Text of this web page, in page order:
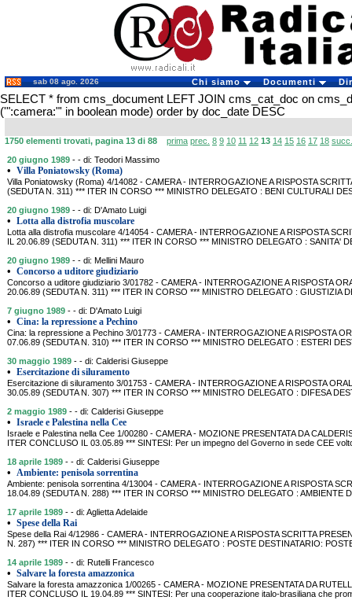
sab 08 ago. 2026 Chi siamo Documenti
SELECT * from cms_document LEFT JOIN cms_cat_doc on
('":camera:"' in boolean mode) order by doc_date DESC
1750 elementi trovati, pagina 13 di 88 prima prec. 8 9 10 11 12 13 14 15 16 17 18 succ.
20 giugno 1989 - - di: Teodori Massimo
• Villa Poniatowsky (Roma)
Villa Poniatowsky (Roma) 4/14082 - CAMERA - INTERROGAZIONE A RISPOSTA
(SEDUTA N. 311) *** ITER IN CORSO *** MINISTRO DELEGATO : BENI CULTURALI
20 giugno 1989 - - di: D'Amato Luigi
• Lotta alla distrofia muscolare
Lotta alla distrofia muscolare 4/14054 - CAMERA - INTERROGAZIONE A RISPOSTA
IL 20.06.89 (SEDUTA N. 311) *** ITER IN CORSO *** MINISTRO DELEGATO : SANITA'
20 giugno 1989 - - di: Mellini Mauro
• Concorso a uditore giudiziario
Concorso a uditore giudiziario 3/01782 - CAMERA - INTERROGAZIONE A RISPOSTA
20.06.89 (SEDUTA N. 311) *** ITER IN CORSO *** MINISTRO DELEGATO : GIUSTIZIA
7 giugno 1989 - - di: D'Amato Luigi
• Cina: la repressione a Pechino
Cina: la repressione a Pechino 3/01773 - CAMERA - INTERROGAZIONE A RISPOSTA
07.06.89 (SEDUTA N. 310) *** ITER IN CORSO *** MINISTRO DELEGATO : ESTERI
30 maggio 1989 - - di: Calderisi Giuseppe
• Esercitazione di siluramento
Esercitazione di siluramento 3/01753 - CAMERA - INTERROGAZIONE A RISPOSTA
30.05.89 (SEDUTA N. 307) *** ITER IN CORSO *** MINISTRO DELEGATO : DIFESA
2 maggio 1989 - - di: Calderisi Giuseppe
• Israele e Palestina nella Cee
Israele e Palestina nella Cee 1/00280 - CAMERA - MOZIONE PRESENTATA DA
ITER CONCLUSO IL 03.05.89 *** SINTESI: Per un impegno del Governo in sede CEE
18 aprile 1989 - - di: Calderisi Giuseppe
• Ambiente: penisola sorrentina
Ambiente: penisola sorrentina 4/13004 - CAMERA - INTERROGAZIONE A RISPOSTA
18.04.89 (SEDUTA N. 288) *** ITER IN CORSO *** MINISTRO DELEGATO : AMBIENTE
17 aprile 1989 - - di: Aglietta Adelaide
• Spese della Rai
Spese della Rai 4/12986 - CAMERA - INTERROGAZIONE A RISPOSTA SCRITTA
N. 287) *** ITER IN CORSO *** MINISTRO DELEGATO : POSTE DESTINATARIO:
14 aprile 1989 - - di: Rutelli Francesco
• Salvare la foresta amazzonica
Salvare la foresta amazzonica 1/00265 - CAMERA - MOZIONE PRESENTATA DA
ITER CONCLUSO IL 19.04.89 *** SINTESI: Per una cooperazione italo-brasiliana che